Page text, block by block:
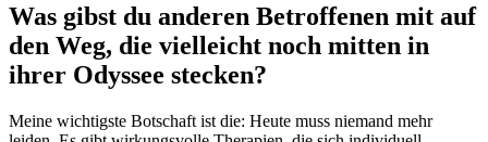
Was gibst du anderen Betroffenen mit auf
den Weg, die vielleicht noch mitten in
ihrer Odyssee stecken?
Meine wichtigste Botschaft ist die: Heute muss niemand mehr